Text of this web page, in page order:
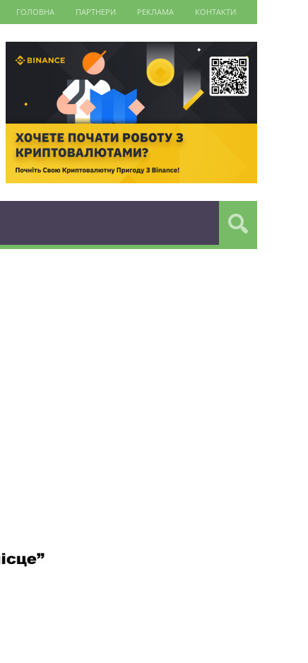
ГОЛОВНА ПАРТНЕРИ РЕКЛАМА КОНТАКТИ